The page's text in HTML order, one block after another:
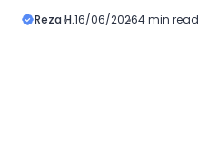
Reza H.16/06/20264 min read